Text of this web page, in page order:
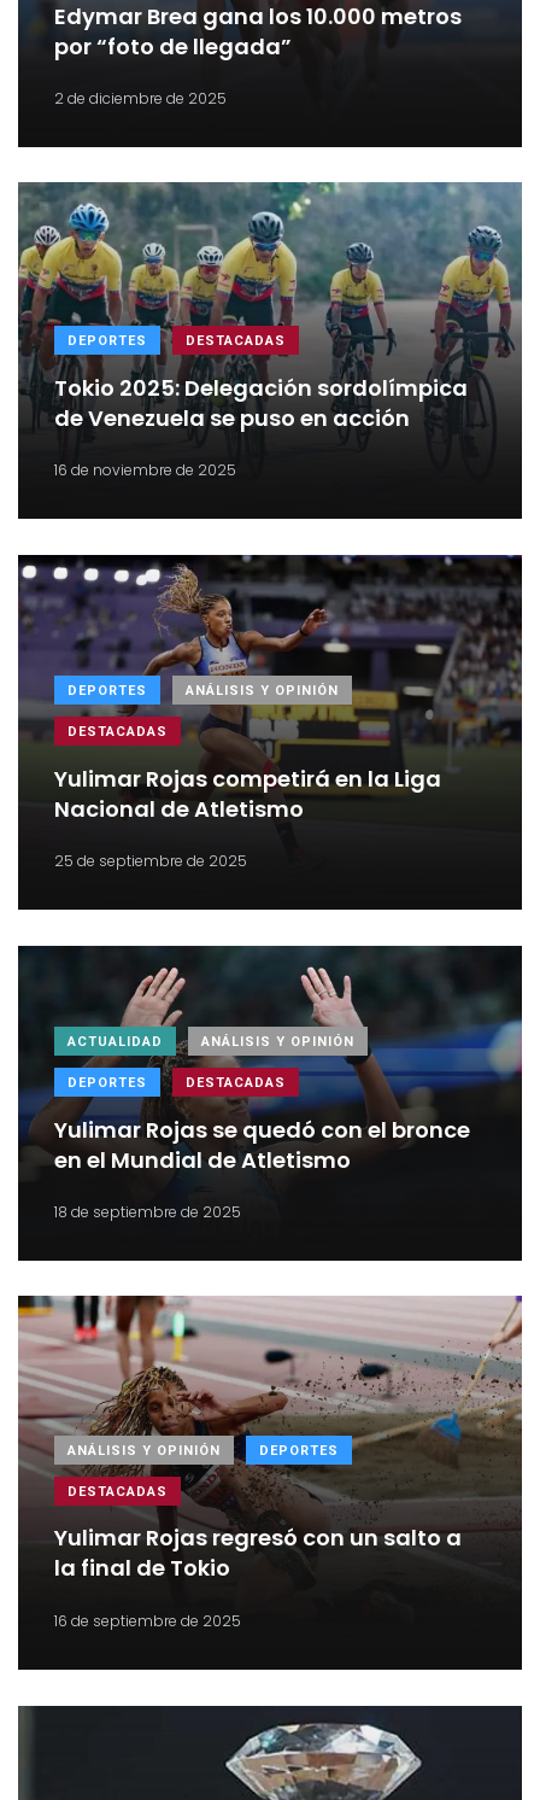
Edymar Brea gana los 10.000 metros
por “foto de llegada”
2 de diciembre de 2025
DEPORTES DESTACADAS
Tokio 2025: Delegación sordolímpica
de Venezuela se puso en acción
16 de noviembre de 2025
DEPORTES ANÁLISIS Y OPINIÓN
DESTACADAS
Yulimar Rojas competirá en la Liga
Nacional de Atletismo
25 de septiembre de 2025
ACTUALIDAD ANÁLISIS Y OPINIÓN
DEPORTES DESTACADAS
Yulimar Rojas se quedó con el bronce
en el Mundial de Atletismo
18 de septiembre de 2025
ANÁLISIS Y OPINIÓN DEPORTES
DESTACADAS
Yulimar Rojas regresó con un salto a
la final de Tokio
16 de septiembre de 2025